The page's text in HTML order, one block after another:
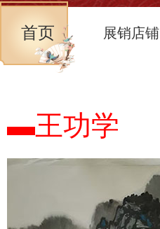
首页 展销店铺
▬王功学